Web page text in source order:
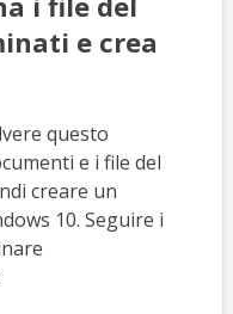
e crea
questo
e i file del
creare un
10. Seguire i